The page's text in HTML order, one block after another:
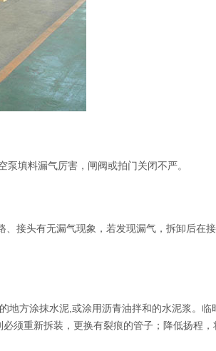
填料漏气厉害，闸阀或拍门关闭不严。
接头有无漏气现象，若发现漏气，拆卸后在
地方涂抹水泥,或涂用沥青油拌和的水泥浆。临
须重新拆装，更换有裂痕的管子；降低扬程，